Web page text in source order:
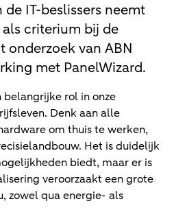
IT-beslissers neemt
criterium bij de
van ABN
met PanelWizard.
rol in onze
Denk aan alle
om thuis te werken,
Het is duidelijk
biedt, maar er is
veroorzaakt een grote
zowel qua energie- als